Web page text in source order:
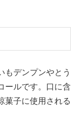
もデンプンやとう
ールです。口に含
菓子に使用される